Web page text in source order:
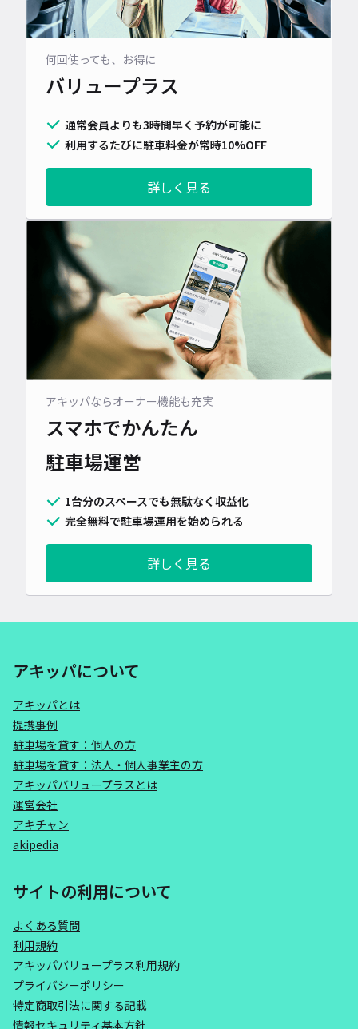
何回使っても、お得に
バリュープラス
通常会員よりも3時間早く予約が可能に
利用するたびに駐車料金が常時10%OFF
詳しく見る
アキッパならオーナー機能も充実
スマホでかんたん
駐車場運営
1台分のスペースでも無駄なく収益化
完全無料で駐車場運用を始められる
詳しく見る
アキッパについて
アキッパとは
提携事例
駐車場を貸す：個人の方
駐車場を貸す：法人・個人事業主の方
アキッパバリュープラスとは
運営会社
アキチャン
akipedia
サイトの利用について
よくある質問
利用規約
アキッパバリュープラス利用規約
プライバシーポリシー
特定商取引法に関する記載
情報セキュリティ基本方針